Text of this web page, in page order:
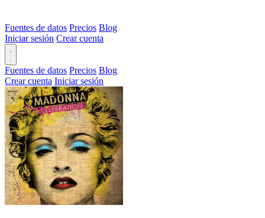
Fuentes de datos Precios Blog
Iniciar sesión Crear cuenta
Fuentes de datos Precios Blog
Crear cuenta Iniciar sesión